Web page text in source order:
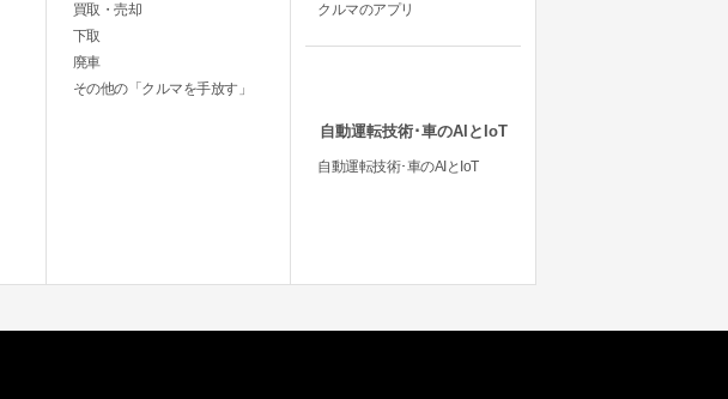
買取・売却
下取
廃車
その他の「クルマを手放す」
クルマのアプリ
自動運転技術･車のAIとIoT
自動運転技術･車のAIとIoT